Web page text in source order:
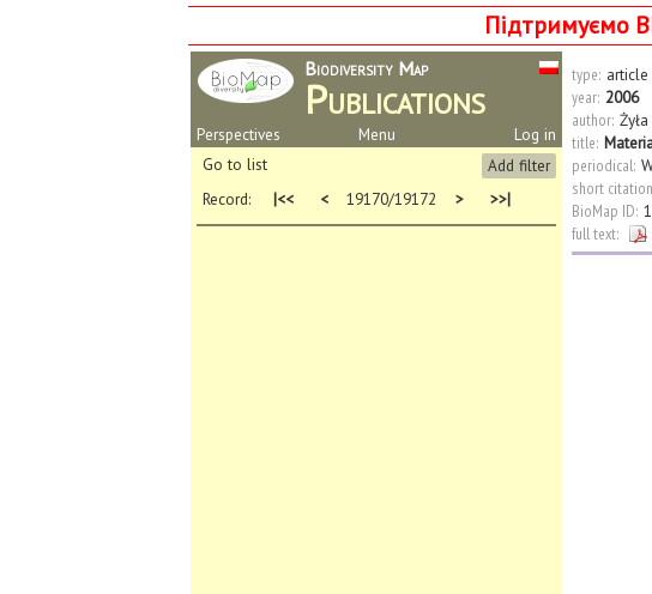
Підтримуємо
Biodiversity Map
Publications
Perspectives Log in
Menu
Add filter
Go to list
Record:
|<< < 19170/19172 > >>|
type: article
year: 2006
author: Żyła
title:
periodical:
short
BioMap ID:
full text: